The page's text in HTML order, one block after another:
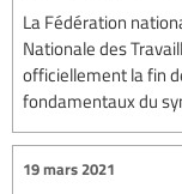
La Fédération
Nationale des
officiellement la fin
fondamentaux du
19 mars 2021